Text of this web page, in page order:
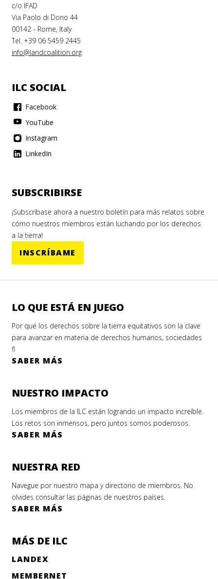
c/o IFAD
Via Paolo di Dono 44
00142 - Rome, Italy
Tel. +39 06 5459 2445
info@landcoalition.org
ILC SOCIAL
Facebook
YouTube
Instagram
LinkedIn
SUBSCRIBIRSE
¡Subscríbase ahora a nuestro boletín para más relatos sobre
cómo nuestros miembros están luchando por los derechos
a la tierra!
INSCRÍBAME
LO QUE ESTÁ EN JUEGO
Por qué los derechos sobre la tierra equitativos son la clave
para avanzar en materia de derechos humanos, sociedades
fl
SABER MÁS
NUESTRO IMPACTO
Los miembros de la ILC están logrando un impacto increíble.
Los retos son inmensos, pero juntos somos poderosos.
SABER MÁS
NUESTRA RED
Navegue por nuestro mapa y directorio de miembros. No
olvides consultar las páginas de nuestros países.
SABER MÁS
MÁS DE ILC
LANDEX
MEMBERNET